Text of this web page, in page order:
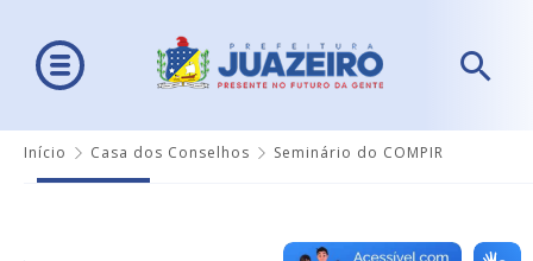
Início Casa dos Conselhos Seminário do COMPIR